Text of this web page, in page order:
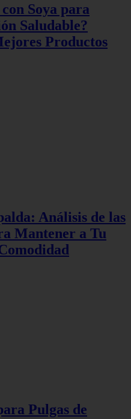
Soya para
Saludable?
Productos
Análisis de las
Mantener a Tu
Pulgas de